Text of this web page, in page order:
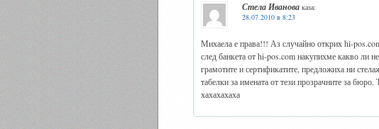
Стела Иванова каза:
28.07.2010 в 8:23
Михаела е права!!! Аз случайно открих hi-
след банкета от hi-pos.com накупихме какво ли
грамотите и сертификатите, предложиха ни
табелки за имената от тези прозрачните за
хахахахаха